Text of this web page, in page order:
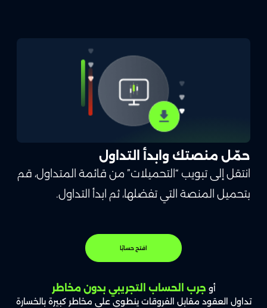
حمّل منصتك وابدأ التداول
انتقل إلى تبويب “التحميلات” من قائمة المتداول، قم
بتحميل المنصة التي تفضلها، ثم ابدأ التداول.
افتح حسابًا
أو جرب الحساب التجريبي بدون مخاطر
تداول العقود مقابل الفروقات ينطوي على مخاطر كبيرة بالخسارة